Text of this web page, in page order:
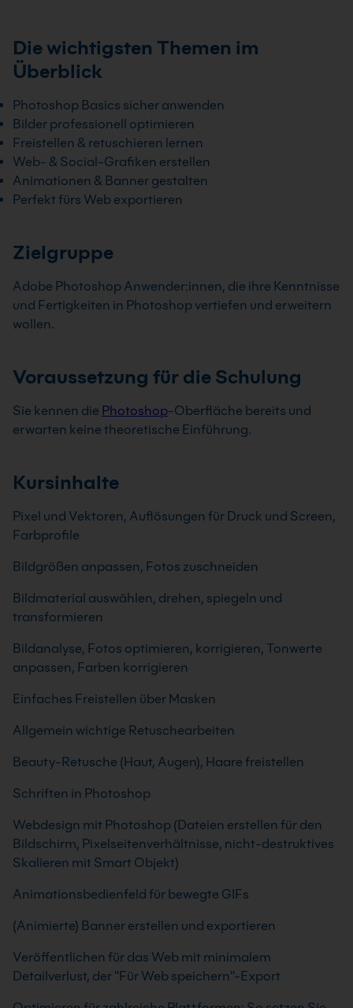
Die wichtigsten Themen im
Überblick
Photoshop Basics sicher anwenden
Bilder professionell optimieren
Freistellen & retuschieren lernen
Web- & Social-Grafiken erstellen
Animationen & Banner gestalten
Perfekt fürs Web exportieren
Zielgruppe
Adobe Photoshop Anwender:innen, die ihre Kenntnisse
und Fertigkeiten in Photoshop vertiefen und erweitern
wollen.
Voraussetzung für die Schulung
Sie kennen die Photoshop-Oberfläche bereits und
erwarten keine theoretische Einführung.
Kursinhalte
Pixel und Vektoren, Auflösungen für Druck und Screen,
Farbprofile
Bildgrößen anpassen, Fotos zuschneiden
Bildmaterial auswählen, drehen, spiegeln und
transformieren
Bildanalyse, Fotos optimieren, korrigieren, Tonwerte
anpassen, Farben korrigieren
Einfaches Freistellen über Masken
Allgemein wichtige Retuschearbeiten
Beauty-Retusche (Haut, Augen), Haare freistellen
Schriften in Photoshop
Webdesign mit Photoshop (Dateien erstellen für den
Bildschirm, Pixelseitenverhältnisse, nicht-destruktives
Skalieren mit Smart Objekt)
Animationsbedienfeld für bewegte GIFs
(Animierte) Banner erstellen und exportieren
Veröffentlichen für das Web mit minimalem
Detailverlust, der "Für Web speichern"-Export